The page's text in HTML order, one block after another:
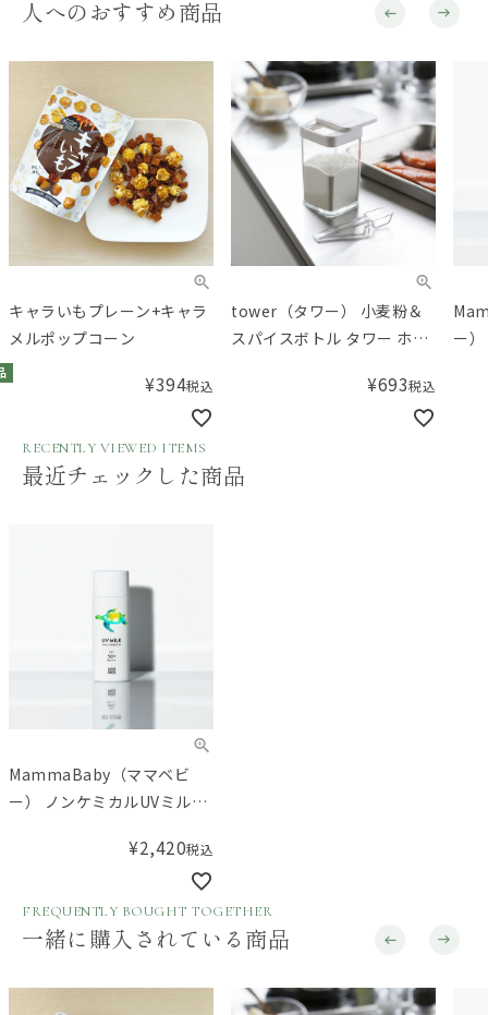
人へのおすすめ商品
キャラいもプレーン+キャラ
メルポップコーン
¥394税込
tower（タワー） 小麦粉＆
スパイスボトル タワー ホワ
¥693税込
ー
RECENTLY VIEWED ITEMS
最近チェックした商品
MammaBaby（ママベビ
ー） ノンケミカルUVミルク
¥2,420税込
FREQUENTLY BOUGHT TOGETHER
一緒に購入されている商品